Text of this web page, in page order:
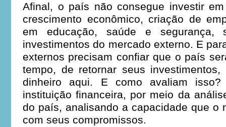
Afinal, o país não consegue investir
crescimento econômico, criação de
em educação, saúde e
investimentos do mercado externo. E
externos precisam confiar que o país
tempo, de retornar seus
dinheiro aqui. E como avaliam
instituição financeira, por meio da
do país, analisando a capacidade que o
com seus compromissos.